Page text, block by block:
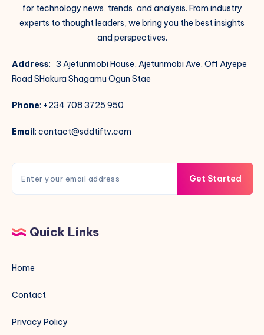
for technology news, trends, and analysis. From industry
experts to thought leaders, we bring you the best insights
and perspectives.
Address: 3 Ajetunmobi House, Ajetunmobi Ave, Off Aiyepe
Road SHakura Shagamu Ogun Stae
Phone: +234 708 3725 950
Email : contact@sddtiftv.com
Get Started
Quick Links
Home
Contact
Privacy Policy